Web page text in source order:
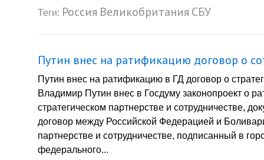
Теги: Россия Великобритания СБУ
Путин внес на ратификацию договор о
Путин внес на ратификацию в ГД договор о
Владимир Путин внес в Госдуму законопроект о
стратегическом партнерстве и сотрудничестве,
договор между Российской Федерацией и
партнерстве и сотрудничестве, подписанный в
федерального...